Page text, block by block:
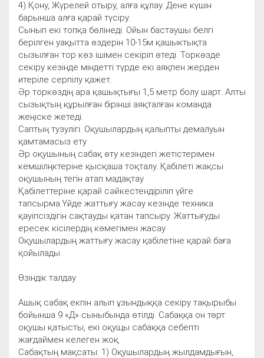
4) Қону, Жүрелей отыру, алға құлау. Дене күшін
барынша алға қарай түсіру.
Сынып екі топқа бөлінеді. Ойын бастаушы белгі
берілген уақытта өздерін 10-15м қашыктықта
сызылған тор көз ішімен секіріп өтеді. Торкөзде
секіру кезінде міндетті түрде екі аяқпен жерден
итеріле серпілу қажет.
Әр торкөздің ара қашықтығы 1,5 метр болу шарт. Алты
сызықтың құрылған бірінші аяқталған команда
жеңіске жетеді.
Саптың тузулігі. Оқушылардың қалыпты демалуын
қамтамасыз ету
Әр оқушының сабақ өту кезіндегі жетістерімен
кемшілңктеріне қысқаша тоқталу. Қабілеті жақсы
оқушының тегін атап мадақтау
Қабілеттеріне қарай сәйкестендіріліп үйге
тапсырма.Үйде жаттығу жасау кезінде техника
қауіпсіздігін сақтауды қатан тапсыру. Жаттығуды
ересек кісілердің көмегімен жасау
Оқушылардың жаттығу жасау қабілетіне қарай баға
қойылады
Өзіндік талдау
Ашық сабақ екпін алып ұзындыққа секіру тақырыбы
бойынша 9 «Д» сыныбында өтілді. Сабаққа он төрт
оқушы қатысты, екі оқущы сабаққа себепті
жағдаймен келеген жоқ.
Сабақтың мақсаты: 1) Оқушылардың жылдамдығын,